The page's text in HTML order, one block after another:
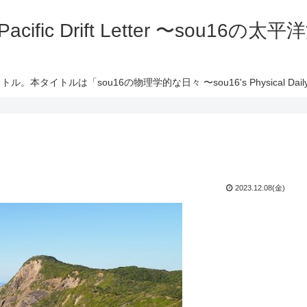
Drift Letter 〜sou16の太平
ル。本タイトルは「sou16の物理学的な日々 〜sou16's Physical
2023.12.08(金)